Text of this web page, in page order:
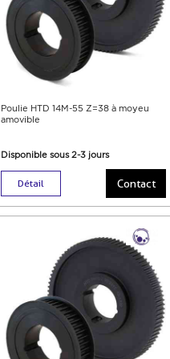
Poulie HTD 14M-55 Z=38 à moyeu
amovible
Disponible sous 2-3 jours
Détail Contact